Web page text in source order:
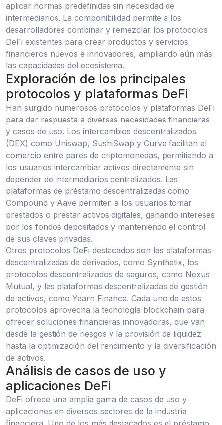
aplicar normas predefinidas sin necesidad de
intermediarios. La componibilidad permite a los
desarrolladores combinar y remezclar los protocolos
DeFi existentes para crear productos y servicios
financieros nuevos e innovadores, ampliando aún más
las capacidades del ecosistema.
Exploración de los principales
protocolos y plataformas DeFi
Han surgido numerosos protocolos y plataformas DeFi
para dar respuesta a diversas necesidades financieras
y casos de uso. Los intercambios descentralizados
(DEX) como Uniswap, SushiSwap y Curve facilitan el
comercio entre pares de criptomonedas, permitiendo a
los usuarios intercambiar activos directamente sin
depender de intermediarios centralizados. Las
plataformas de préstamo descentralizadas como
Compound y Aave permiten a los usuarios tomar
prestados o prestar activos digitales, ganando intereses
por los fondos depositados y manteniendo el control
de sus claves privadas.
Otros protocolos DeFi destacados son las plataformas
descentralizadas de derivados, como Synthetix, los
protocolos descentralizados de seguros, como Nexus
Mutual, y las plataformas descentralizadas de gestión
de activos, como Yearn Finance. Cada uno de estos
protocolos aprovecha la tecnología blockchain para
ofrecer soluciones financieras innovadoras, que van
desde la gestión de riesgos y la provisión de liquidez
hasta la optimización del rendimiento y la diversificación
de activos.
Análisis de casos de uso y
aplicaciones DeFi
DeFi ofrece una amplia gama de casos de uso y
aplicaciones en diversos sectores de la industria